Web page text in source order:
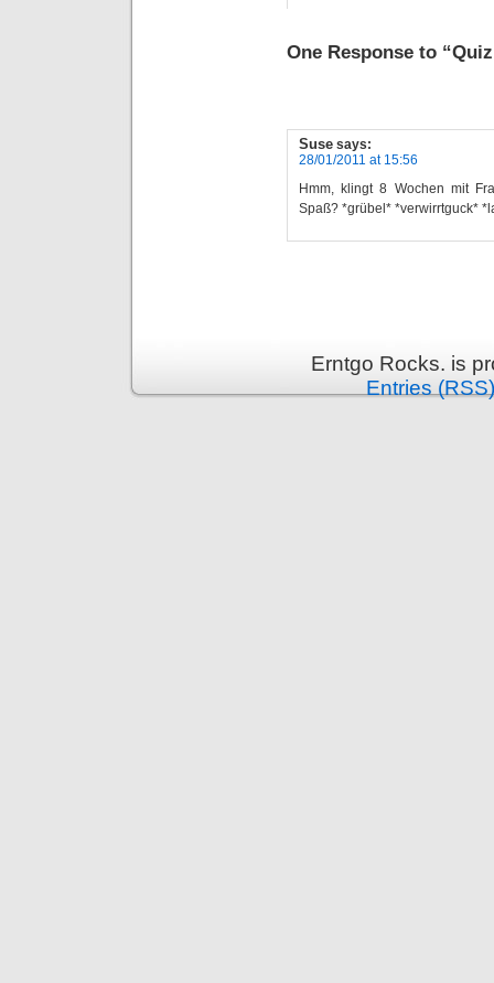
One Response to
Suse says:
28/01/2011 at 15:56
Hmm, klingt 8 Wochen mit
Spaß? *grübel* *verwirrtguck*
Erntgo Rocks. is
Entries (RSS)